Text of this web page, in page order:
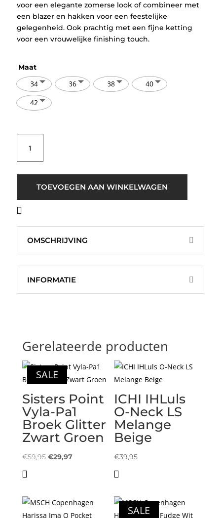
voor een elegante zomerse look of combineer met
een blazer en hakken voor een feestelijke
gelegenheid. Ook prachtig met een fijne ketting
voor een vrouwelijke finishing touch.
Maat
34 36 38
40
42
Women
SLFJackie
Regular
Mahonie
aantal
TOEVOEGEN AAN WINKELWAGEN
OMSCHRIJVING
INFORMATIE
Gerelateerde producten
SALE
Sisters Point
Vyla-Pa1
Broek Glitter
Zwart Groen
€59,95 Oorspronkelijke
€29,97Huidige
ICHI IHLuls
O-Neck LS
Melange
Beige
€39,95
SALE